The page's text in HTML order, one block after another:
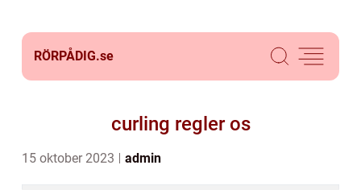
RÖRPÅDIG.se
curling regler os
15 oktober 2023 admin